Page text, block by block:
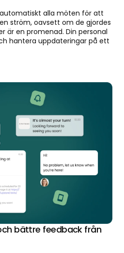
alla möten för att
ström, oavsett om de gjordes
är en promenad. Din personal
hantera uppdateringar på ett
bättre feedback från